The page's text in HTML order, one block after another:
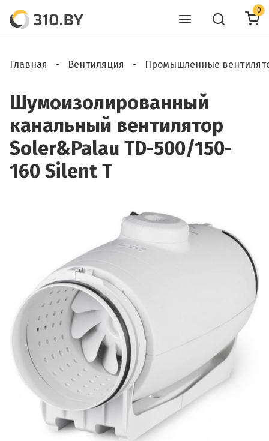
0
Главная Вентиляция Промышленные
Шумоизолированный
канальный вентилятор
Soler&Palau TD-500/150-
160 Silent T